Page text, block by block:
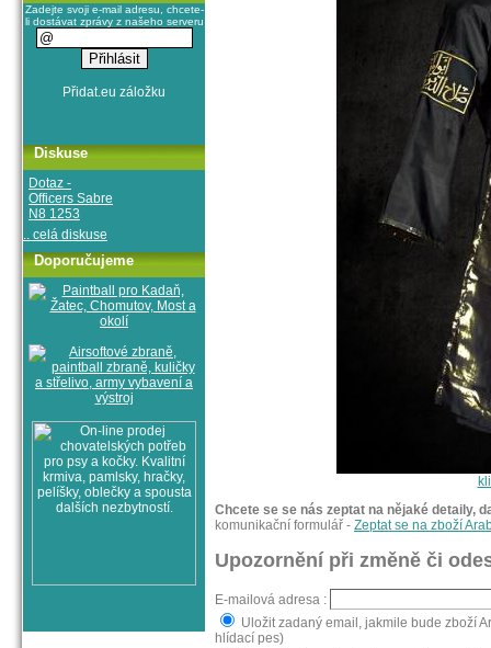
Chcete se se nás zeptat na nějaké detaily,
komunikační formulář - Zeptat se na zboží
Upozornění při změně či
E-mailová adresa :
Uložit zadaný email, jakmile bude zboží
hlídací pes)
Zadejte svoji e-mail adresu, chcete-
li dostávat zprávy z našeho serveru
Diskuse
Dotaz -
Officers Sabre
N8 1253
.. celá diskuse
Doporučujeme